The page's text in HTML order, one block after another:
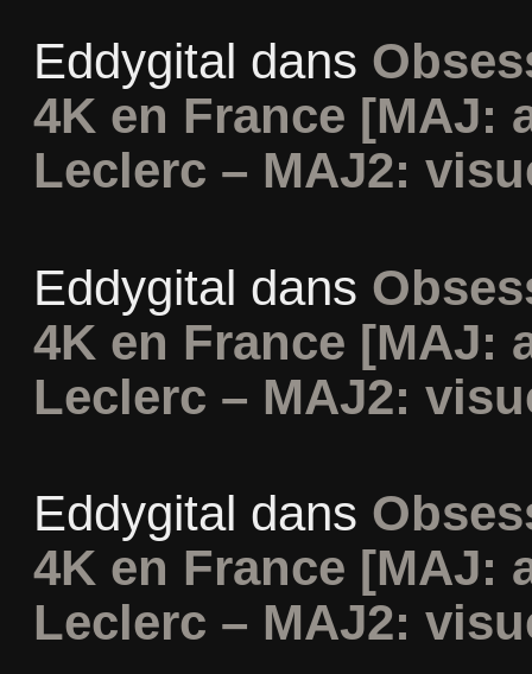
Eddygital dans
4K en France [MAJ:
Leclerc – MAJ2:
Eddygital dans
4K en France [MAJ:
Leclerc – MAJ2:
Eddygital dans
4K en France [MAJ:
Leclerc – MAJ2: